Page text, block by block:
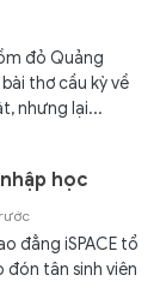
đỏ Quảng
thơ cầu kỳ về
nhưng lại...
học
đẳng iSPACE tổ
đón tân sinh viên